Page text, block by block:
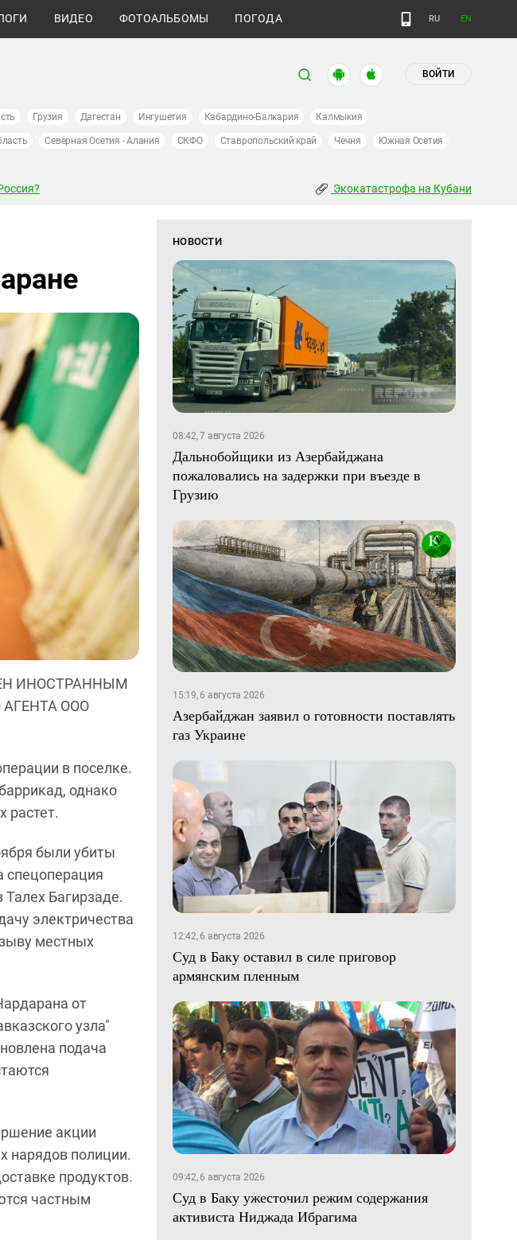
ВИДЕО ФОТОАЛЬБОМЫ ПОГОДА RU EN
ВОЙТИ
Грузия Дагестан Ингушетия Кабардино-Балкария Калмыкия
Северная Осетия - Алания СКФО Ставропольский край Чечня Южная Осетия
Экокатастрофа на Кубани
ИНОСТРАННЫМ
ООО
в поселке.
однако
растет.
были убиты
спецоперация
Талех Багирзаде.
электричества
местных
от
узла"
подача
акции
нарядов полиции.
продуктов.
частным
НОВОСТИ
08:42, 7 августа 2026
Дальнобойщики из Азербайджана
пожаловались на задержки при въезде в
Грузию
15:19, 6 августа 2026
Азербайджан заявил о готовности поставлять
газ Украине
12:42, 6 августа 2026
Суд в Баку оставил в силе приговор
армянским пленным
09:42, 6 августа 2026
Суд в Баку ужесточил режим содержания
активиста Ниджада Ибрагима